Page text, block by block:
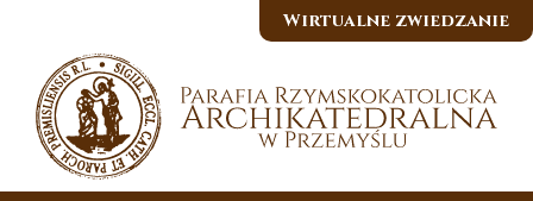
Wirtualne zwiedzanie